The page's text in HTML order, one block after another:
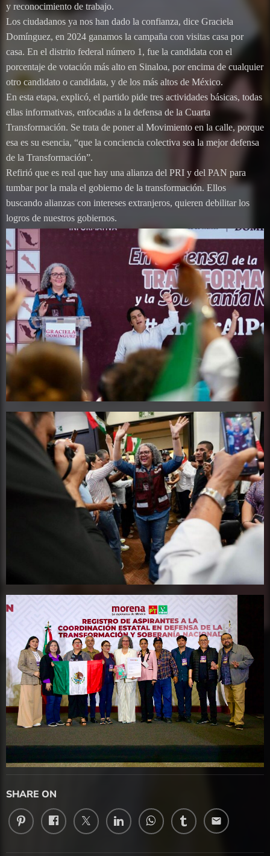
y reconocimiento de trabajo.
Los ciudadanos ya nos han dado la confianza, dice Graciela
Domínguez, en 2024 ganamos la campaña con visitas casa por
casa. En el distrito federal número 1, fue la candidata con el
porcentaje de votación más alto en Sinaloa, por encima de cualquier
otro candidato o candidata, y de los más altos de México.
En esta etapa, explicó, el partido pide tres actividades básicas, todas
ellas informativas, enfocadas a la defensa de la Cuarta
Transformación. Se trata de poner al Movimiento en la calle, porque
esa es su esencia, “que la conciencia colectiva sea la mejor defensa
de la Transformación”.
Refirió que es real que hay una alianza del PRI y del PAN para
tumbar por la mala el gobierno de la transformación. Ellos
buscando alianzas con intereses extranjeros, quieren debilitar los
logros de nuestros gobiernos.
SHARE ON
email